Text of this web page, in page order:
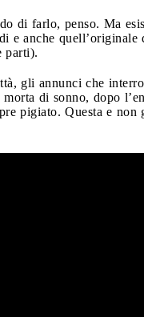
di farlo, penso. Ma
e anche
parti).
gli annunci che
di sonno, dopo
pigiato. Questa e